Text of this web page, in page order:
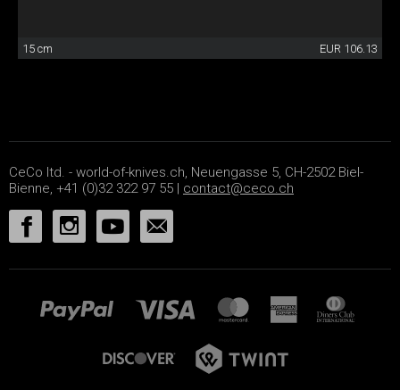
15 cm EUR 106.13
CeCo ltd. - world-of-knives.ch, Neuengasse 5, CH-2502 Biel-
Bienne, +41 (0)32 322 97 55 | contact@ceco.ch